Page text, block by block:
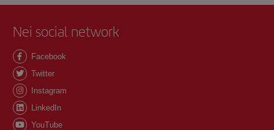
Nei social network
Facebook
Twitter
Instagram
LinkedIn
YouTube